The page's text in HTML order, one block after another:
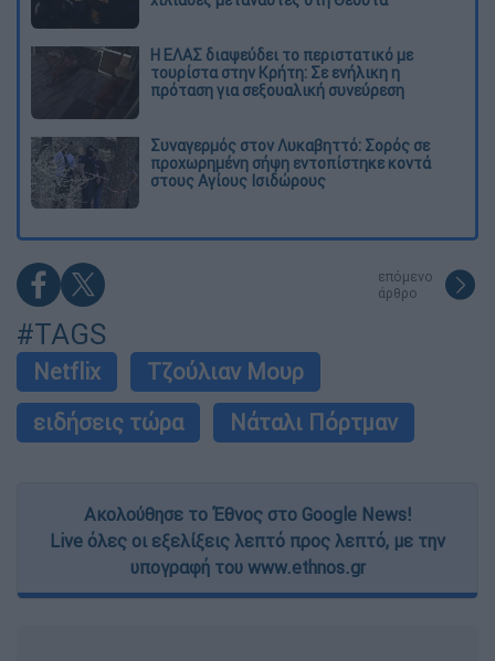
Η ΕΛΑΣ διαψεύδει το περιστατικό με
τουρίστα στην Κρήτη: Σε ενήλικη η
πρόταση για σεξουαλική συνεύρεση
Συναγερμός στον Λυκαβηττό: Σορός σε
προχωρημένη σήψη εντοπίστηκε κοντά
στους Αγίους Ισιδώρους
επόμενο
άρθρο
#TAGS
Netflix
Τζούλιαν Μουρ
ειδήσεις τώρα
Νάταλι Πόρτμαν
Ακολούθησε το Έθνος στο Google News!
Live όλες οι εξελίξεις λεπτό προς λεπτό, με την
υπογραφή του www.ethnos.gr